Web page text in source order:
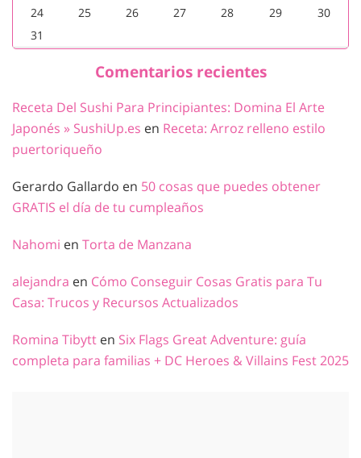
24
25 26 27 28 29
30
31
Comentarios recientes
Receta Del Sushi Para Principiantes: Domina El Arte
Japonés » SushiUp.es en Receta: Arroz relleno estilo
puertoriqueño
Gerardo Gallardo en 50 cosas que puedes obtener
GRATIS el día de tu cumpleaños
Nahomi en Torta de Manzana
alejandra en Cómo Conseguir Cosas Gratis para Tu
Casa: Trucos y Recursos Actualizados
Romina Tibytt en Six Flags Great Adventure: guía
completa para familias + DC Heroes & Villains Fest 2025